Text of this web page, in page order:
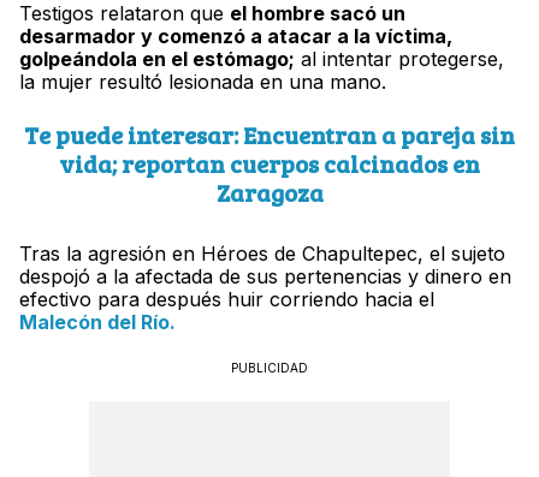
Testigos relataron que el hombre sacó un
desarmador y comenzó a atacar a la víctima,
golpeándola en el estómago; al intentar protegerse,
la mujer resultó lesionada en una mano.
Te puede interesar: Encuentran a pareja sin
vida; reportan cuerpos calcinados en
Zaragoza
Tras la agresión en Héroes de Chapultepec, el sujeto
despojó a la afectada de sus pertenencias y dinero en
efectivo para después huir corriendo hacia el
Malecón del Río.
PUBLICIDAD